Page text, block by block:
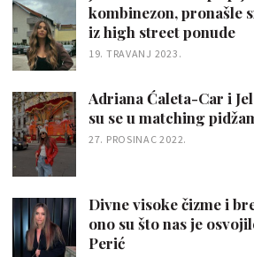
kombinezon, pronašle
iz high street ponude
19. TRAVANJ 2023.
Adriana Ćaleta-Car i
su se u matching
27. PROSINAC 2022.
Divne visoke čizme i
ono su što nas je
Perić